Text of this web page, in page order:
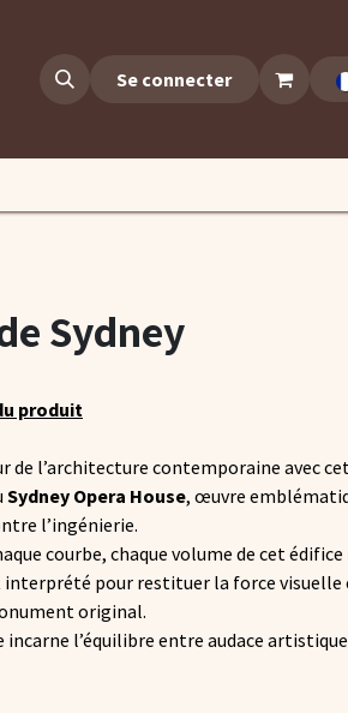
Se connecter
Sydney
produit
de l’architecture contemporaine avec
Sydney Opera House, œuvre
l’ingénierie.
courbe, chaque volume de cet
pour restituer la force visuelle
original.
l’équilibre entre audace